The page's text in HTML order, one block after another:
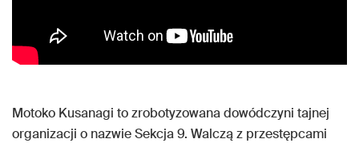
Motoko Kusanagi to zrobotyzowana dowódczyni tajnej
organizacji o nazwie Sekcja 9. Walczą z przestępcami